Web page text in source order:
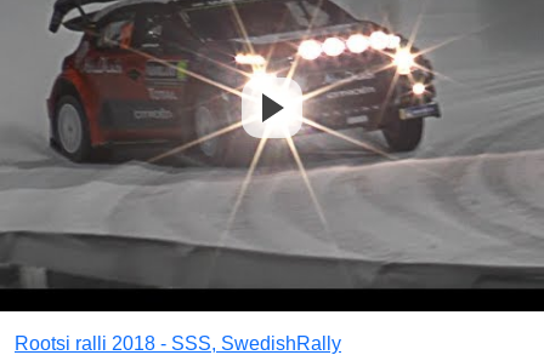
Rootsi ralli 2018 - SSS, SwedishRally